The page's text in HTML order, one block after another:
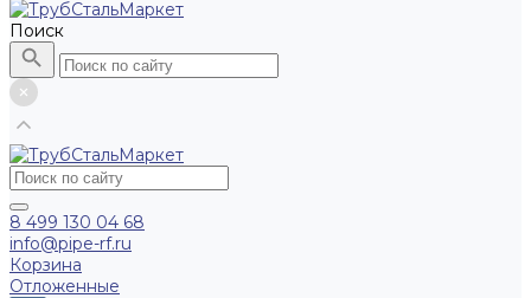
Поиск
8 499 130 04 68
info@pipe-rf.ru
Корзина
Отложенные